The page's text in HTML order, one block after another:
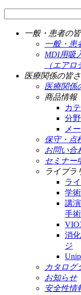
一般・患者の
一般・患
MDI用吸
（エア
医療関係の皆
医療関係
商品情報
カ
分
メ
保守・点
お問い合
セミナー
ライブラ
ラ
学
講
手
消
ジ
カタログ
お知らせ
安全性情